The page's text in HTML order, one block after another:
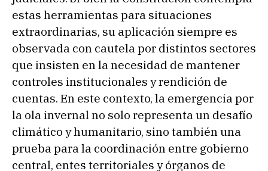
estas herramientas para situaciones
extraordinarias, su aplicación siempre es
observada con cautela por distintos sectores
que insisten en la necesidad de mantener
controles institucionales y rendición de
cuentas. En este contexto, la emergencia por
la ola invernal no solo representa un desafío
climático y humanitario, sino también una
prueba para la coordinación entre gobierno
central, entes territoriales y órganos de